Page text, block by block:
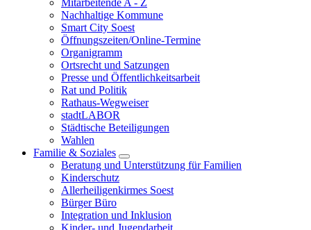
Mitarbeitende A - Z
Nachhaltige Kommune
Smart City Soest
Öffnungszeiten/Online-Termine
Organigramm
Ortsrecht und Satzungen
Presse und Öffentlichkeitsarbeit
Rat und Politik
Rathaus-Wegweiser
stadtLABOR
Städtische Beteiligungen
Wahlen
Familie & Soziales
Beratung und Unterstützung für Familien
Kinderschutz
Allerheiligenkirmes Soest
Bürger Büro
Integration und Inklusion